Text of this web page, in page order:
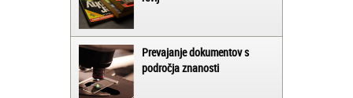
Prevajanje dokumentov s
področja znanosti